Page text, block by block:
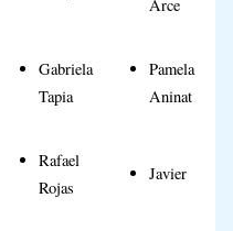
Arce
Gabriela
Tapia
Pamela
Aninat
Rafael
Rojas
Javier